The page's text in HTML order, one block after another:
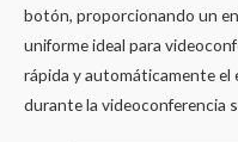
botón, proporcionando un
uniforme ideal para
rápida y automáticamente el
durante la videoconferencia